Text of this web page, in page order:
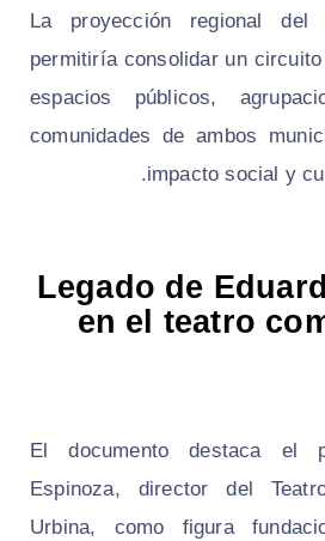
La proyección regional del
permitiría consolidar un
espacios públicos,
comunidades de ambos
impacto social y
Legado de
en el teatro
El documento destaca el
Espinoza, director del
Urbina, como figura